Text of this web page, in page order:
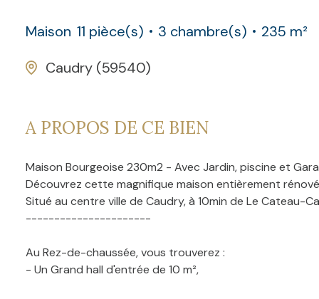
Maison 11 pièce(s) 3 chambre(s)
235 m²
Caudry (59540)
A PROPOS DE CE BIEN
Maison Bourgeoise 230m2 - Avec Jardin, piscine et
Découvrez cette magnifique maison entièrement
Situé au centre ville de Caudry, à 10min de Le Cateau-
----------------------
Au Rez-de-chaussée, vous trouverez :
- Un Grand hall d'entrée de 10 m²,